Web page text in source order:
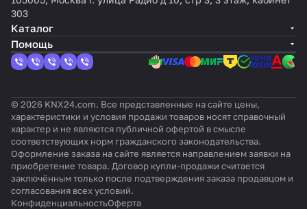
iki
n
KL
IC-
DI
систем
управл
ения
KNX
управ
ления
KNX
й
Dom
estic
m
/ City
Multi)
64
внутр
енни
в
внутр
енних
блоко
) ME-
AC-
KNX-1-
ления
ейк
а)
KLI
C-
303
Каталог
Помощь
© 2026 KNX24.com. Все представленные на сайте цены,
характеристики и условия продажи товаров носят справочный
характер и не являются публичной офертой в смысле
соответствующих норм гражданского законодательства.
Оформление заказа на сайте является направлением заявки на
приобретение товара. Договор купли-продажи считается
заключённым только после подтверждения заказа продавцом и
согласования всех условий.
КонфиденциальностьОферта